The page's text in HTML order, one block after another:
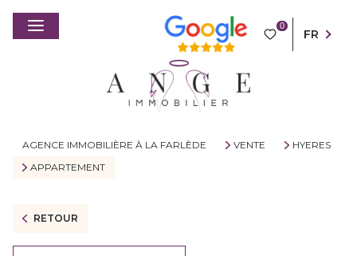
0
FR
AGENCE IMMOBILIÈRE À LA FARLÈDE VENTE
HYERES
APPARTEMENT
RETOUR